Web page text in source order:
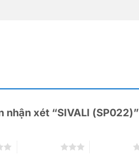
nhận xét “SIVALI (SP022)”